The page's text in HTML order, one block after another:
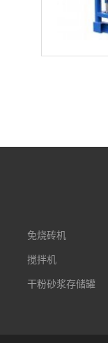
免烧砖机
搅拌机
干粉砂浆存储罐